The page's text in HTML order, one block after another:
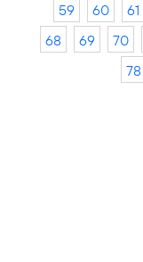
59
60 61
68
69 70
78